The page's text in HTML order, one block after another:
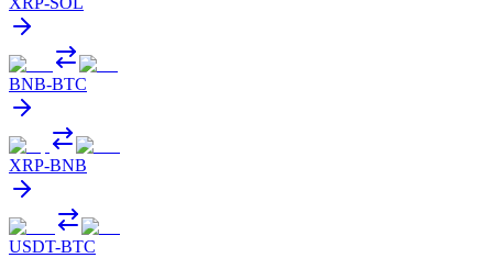
BNB-BTC
XRP-BNB
USDT-BTC